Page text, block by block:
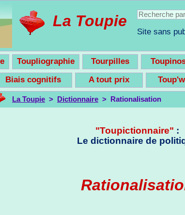
La Toupie
Site sans
Toupliographie Tourpilles
Biais cognitifs A tout prix
La Toupie > Dictionnaire > Rationalisation
"Toupictionnaire" :
Le dictionnaire de